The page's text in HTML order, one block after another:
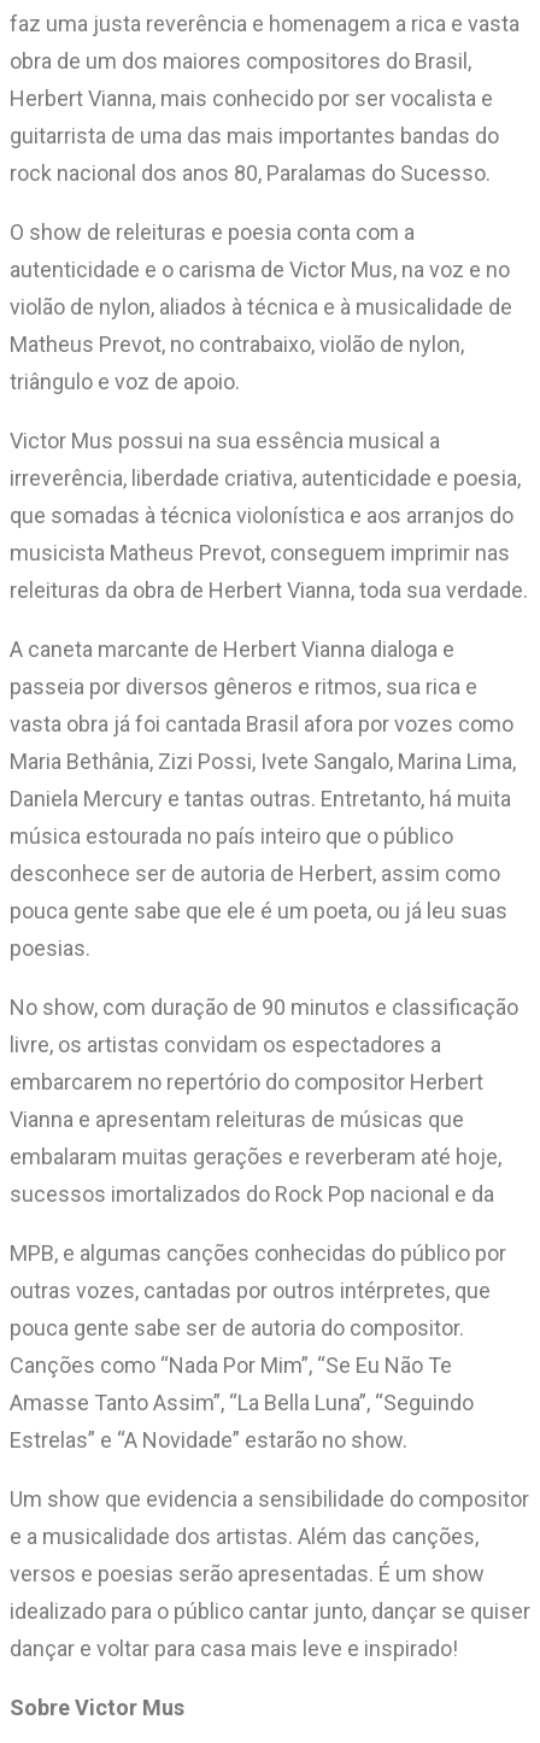
faz uma justa reverência e homenagem a rica e vasta
obra de um dos maiores compositores do Brasil,
Herbert Vianna, mais conhecido por ser vocalista e
guitarrista de uma das mais importantes bandas do
rock nacional dos anos 80, Paralamas do Sucesso.
O show de releituras e poesia conta com a
autenticidade e o carisma de Victor Mus, na voz e no
violão de nylon, aliados à técnica e à musicalidade de
Matheus Prevot, no contrabaixo, violão de nylon,
triângulo e voz de apoio.
Victor Mus possui na sua essência musical a
irreverência, liberdade criativa, autenticidade e poesia,
que somadas à técnica violonística e aos arranjos do
musicista Matheus Prevot, conseguem imprimir nas
releituras da obra de Herbert Vianna, toda sua verdade.
A caneta marcante de Herbert Vianna dialoga e
passeia por diversos gêneros e ritmos, sua rica e
vasta obra já foi cantada Brasil afora por vozes como
Maria Bethânia, Zizi Possi, Ivete Sangalo, Marina Lima,
Daniela Mercury e tantas outras. Entretanto, há muita
música estourada no país inteiro que o público
desconhece ser de autoria de Herbert, assim como
pouca gente sabe que ele é um poeta, ou já leu suas
poesias.
No show, com duração de 90 minutos e classificação
livre, os artistas convidam os espectadores a
embarcarem no repertório do compositor Herbert
Vianna e apresentam releituras de músicas que
embalaram muitas gerações e reverberam até hoje,
sucessos imortalizados do Rock Pop nacional e da
MPB, e algumas canções conhecidas do público por
outras vozes, cantadas por outros intérpretes, que
pouca gente sabe ser de autoria do compositor.
Canções como “Nada Por Mim”, “Se Eu Não Te
Amasse Tanto Assim”, “La Bella Luna”, “Seguindo
Estrelas” e “A Novidade” estarão no show.
Um show que evidencia a sensibilidade do compositor
e a musicalidade dos artistas. Além das canções,
versos e poesias serão apresentadas. É um show
idealizado para o público cantar junto, dançar se quiser
dançar e voltar para casa mais leve e inspirado!
Sobre Victor Mus